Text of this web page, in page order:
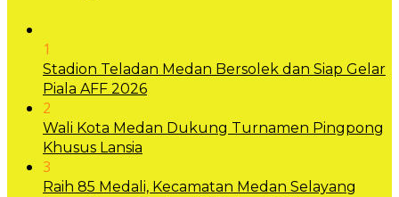
1
Stadion Teladan Medan Bersolek dan Siap Gelar
Piala AFF 2026
2
Wali Kota Medan Dukung Turnamen Pingpong
Khusus Lansia
3
Raih 85 Medali, Kecamatan Medan Selayang